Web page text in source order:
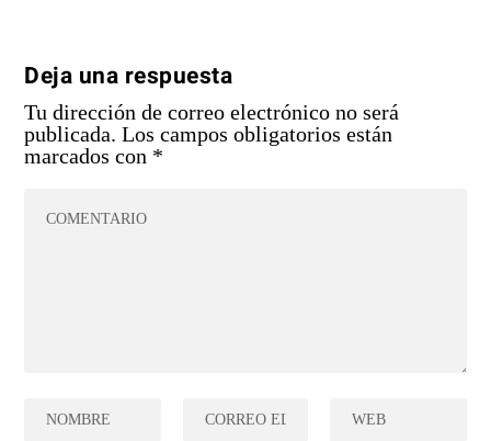
Deja una respuesta
Tu dirección de correo electrónico no será
publicada. Los campos obligatorios están
marcados con *